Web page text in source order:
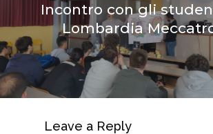
Incontro con gli
Lombardia
Leave a Reply